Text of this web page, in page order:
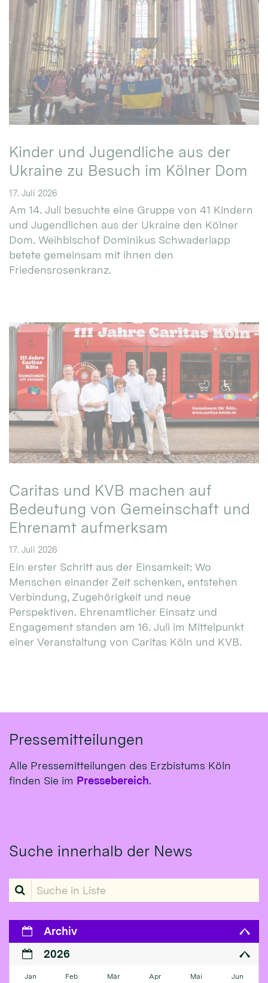
Kinder und Jugendliche aus der
Ukraine zu Besuch im Kölner Dom
17. Juli 2026
Am 14. Juli besuchte eine Gruppe von 41 Kindern
und Jugendlichen aus der Ukraine den Kölner
Dom. Weihbischof Dominikus Schwaderlapp
betete gemeinsam mit ihnen den
Friedensrosenkranz.
Caritas und KVB machen auf
Bedeutung von Gemeinschaft und
Ehrenamt aufmerksam
17. Juli 2026
Ein erster Schritt aus der Einsamkeit: Wo
Menschen einander Zeit schenken, entstehen
Verbindung, Zugehörigkeit und neue
Perspektiven. Ehrenamtlicher Einsatz und
Engagement standen am 16. Juli im Mittelpunkt
einer Veranstaltung von Caritas Köln und KVB.
Pressemitteilungen
Alle Pressemitteilungen des Erzbistums Köln
finden Sie im Pressebereich.
Suche innerhalb der News
Suche in Liste
Archiv
2026
Jan Feb Mär Apr Mai Jun